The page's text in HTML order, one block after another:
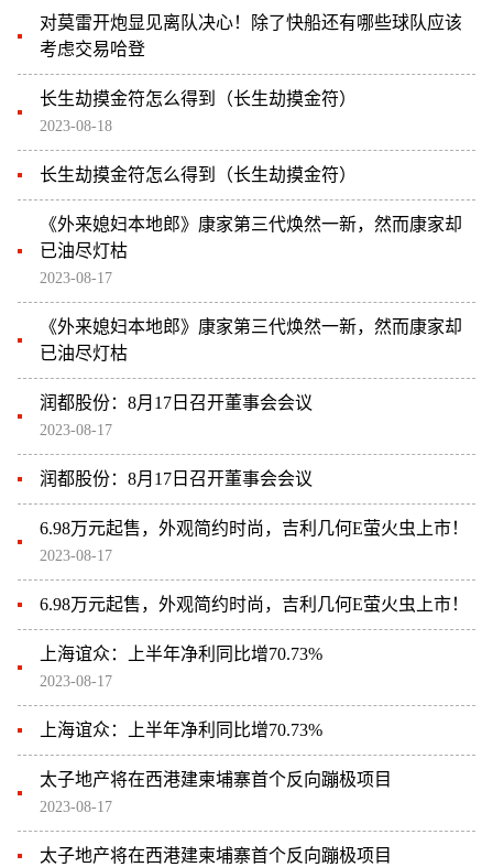
对莫雷开炮显见离队决心！除了快船还有哪些球队应该
考虑交易哈登
长生劫摸金符怎么得到（长生劫摸金符）
2023-08-18
长生劫摸金符怎么得到（长生劫摸金符）
《外来媳妇本地郎》康家第三代焕然一新，然而康家却
已油尽灯枯
2023-08-17
《外来媳妇本地郎》康家第三代焕然一新，然而康家却
已油尽灯枯
润都股份：8月17日召开董事会会议
2023-08-17
润都股份：8月17日召开董事会会议
6.98万元起售，外观简约时尚，吉利几何E萤火虫上市！
2023-08-17
6.98万元起售，外观简约时尚，吉利几何E萤火虫上市！
上海谊众：上半年净利同比增70.73%
2023-08-17
上海谊众：上半年净利同比增70.73%
太子地产将在西港建柬埔寨首个反向蹦极项目
2023-08-17
太子地产将在西港建柬埔寨首个反向蹦极项目